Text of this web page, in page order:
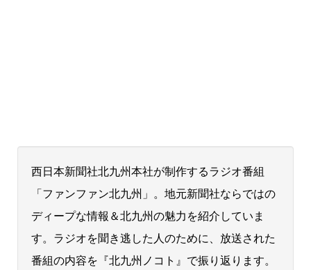
西日本新聞社北九州本社が制作するラジオ番組
「ファンファン北九州」。地元新聞社ならではの
ディープな情報＆北九州の魅力を紹介していま
す。ラジオを聞き逃した人のために、放送された
番組の内容を『北九州ノコト』で振り返ります。